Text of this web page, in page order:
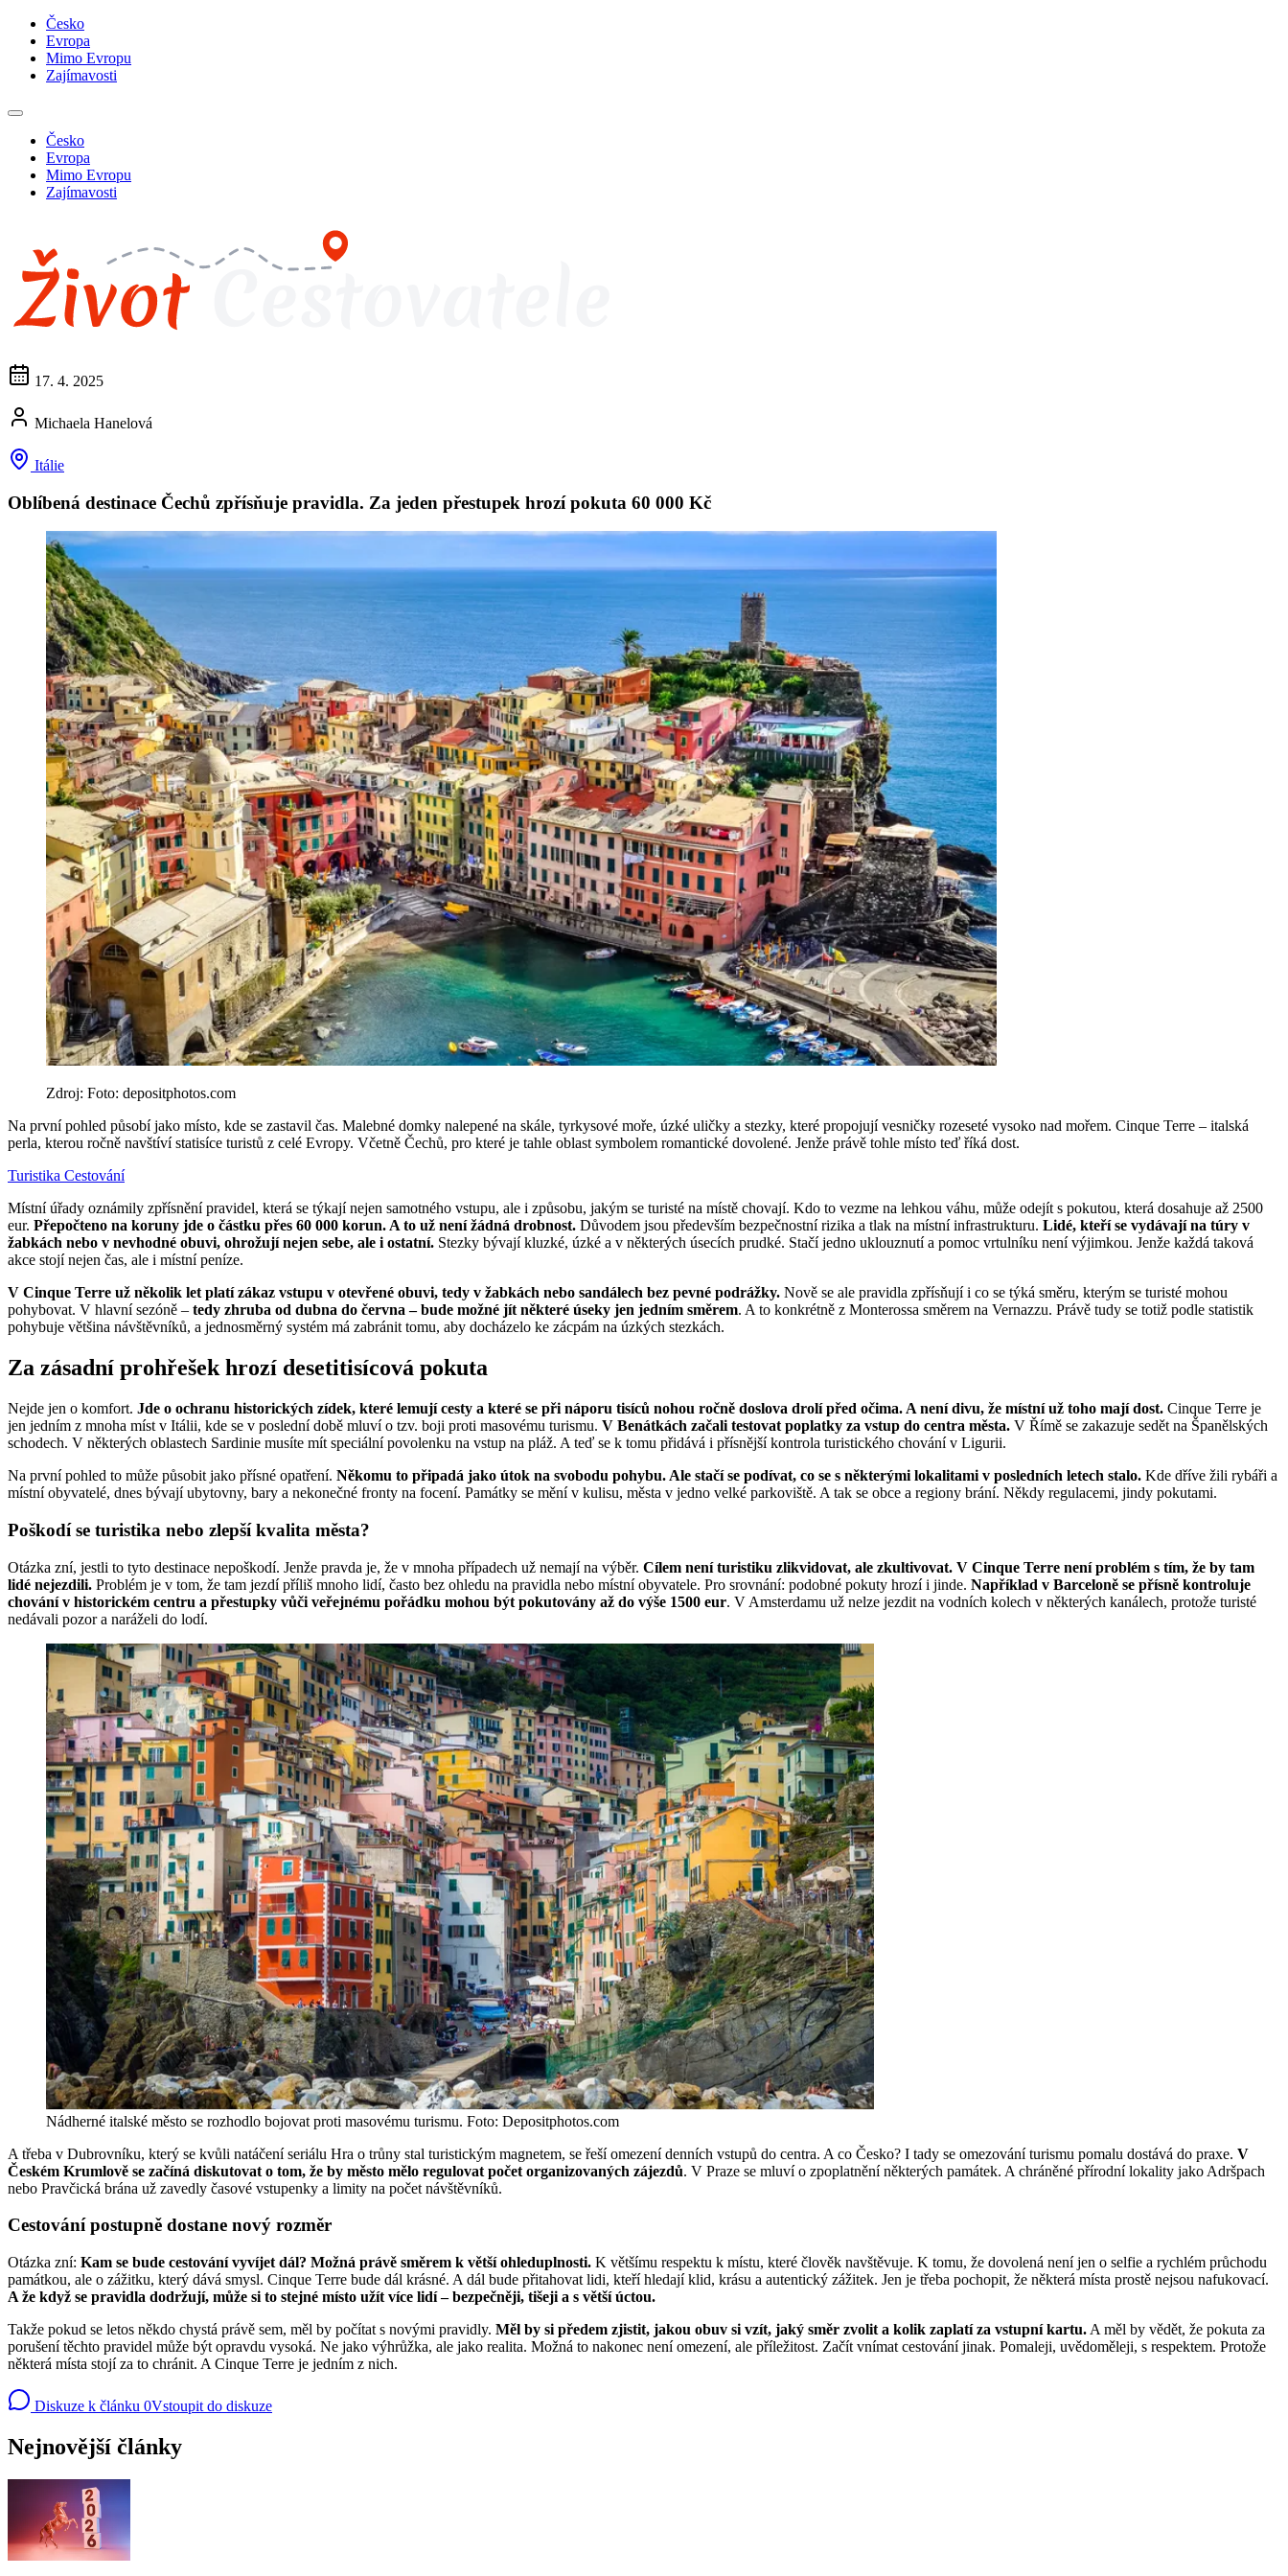
Česko
Evropa
Mimo Evropu
Zajímavosti
Česko
Evropa
Mimo Evropu
Zajímavosti
17. 4. 2025
Michaela Hanelová
Itálie
Oblíbená destinace Čechů zpřísňuje pravidla. Za jeden přestupek hrozí pokuta 60 000 Kč
Zdroj: Foto: depositphotos.com
Na první pohled působí jako místo, kde se zastavil čas. Malebné domky nalepené na skále, tyrkysové moře, úzké uličky a stezky, které propojují vesničky rozeseté vysoko nad mořem. Cinque Terre – italská
perla, kterou ročně navštíví statisíce turistů z celé Evropy. Včetně Čechů, pro které je tahle oblast symbolem romantické dovolené. Jenže právě tohle místo teď říká dost.
Turistika Cestování
Místní úřady oznámily zpřísnění pravidel, která se týkají nejen samotného vstupu, ale i způsobu, jakým se turisté na místě chovají. Kdo to vezme na lehkou váhu, může odejít s pokutou, která dosahuje až 2500
eur. Přepočteno na koruny jde o částku přes 60 000 korun. A to už není žádná drobnost. Důvodem jsou především bezpečnostní rizika a tlak na místní infrastrukturu. Lidé, kteří se vydávají na túry v
žabkách nebo v nevhodné obuvi, ohrožují nejen sebe, ale i ostatní. Stezky bývají kluzké, úzké a v některých úsecích prudké. Stačí jedno uklouznutí a pomoc vrtulníku není výjimkou. Jenže každá taková
akce stojí nejen čas, ale i místní peníze.
V Cinque Terre už několik let platí zákaz vstupu v otevřené obuvi, tedy v žabkách nebo sandálech bez pevné podrážky. Nově se ale pravidla zpřísňují i co se týká směru, kterým se turisté mohou
pohybovat. V hlavní sezóně – tedy zhruba od dubna do června – bude možné jít některé úseky jen jedním směrem. A to konkrétně z Monterossa směrem na Vernazzu. Právě tudy se totiž podle statistik
pohybuje většina návštěvníků, a jednosměrný systém má zabránit tomu, aby docházelo ke zácpám na úzkých stezkách.
Za zásadní prohřešek hrozí desetitisícová pokuta
Nejde jen o komfort. Jde o ochranu historických zídek, které lemují cesty a které se při náporu tisíců nohou ročně doslova drolí před očima. A není divu, že místní už toho mají dost. Cinque Terre je
jen jedním z mnoha míst v Itálii, kde se v poslední době mluví o tzv. boji proti masovému turismu. V Benátkách začali testovat poplatky za vstup do centra města. V Římě se zakazuje sedět na Španělských
schodech. V některých oblastech Sardinie musíte mít speciální povolenku na vstup na pláž. A teď se k tomu přidává i přísnější kontrola turistického chování v Ligurii.
Na první pohled to může působit jako přísné opatření. Někomu to připadá jako útok na svobodu pohybu. Ale stačí se podívat, co se s některými lokalitami v posledních letech stalo. Kde dříve žili rybáři a
místní obyvatelé, dnes bývají ubytovny, bary a nekonečné fronty na focení. Památky se mění v kulisu, města v jedno velké parkoviště. A tak se obce a regiony brání. Někdy regulacemi, jindy pokutami.
Poškodí se turistika nebo zlepší kvalita města?
Otázka zní, jestli to tyto destinace nepoškodí. Jenže pravda je, že v mnoha případech už nemají na výběr. Cílem není turistiku zlikvidovat, ale zkultivovat. V Cinque Terre není problém s tím, že by tam
lidé nejezdili. Problém je v tom, že tam jezdí příliš mnoho lidí, často bez ohledu na pravidla nebo místní obyvatele. Pro srovnání: podobné pokuty hrozí i jinde. Například v Barceloně se přísně kontroluje
chování v historickém centru a přestupky vůči veřejnému pořádku mohou být pokutovány až do výše 1500 eur. V Amsterdamu už nelze jezdit na vodních kolech v některých kanálech, protože turisté
nedávali pozor a naráželi do lodí.
Nádherné italské město se rozhodlo bojovat proti masovému turismu. Foto: Depositphotos.com
A třeba v Dubrovníku, který se kvůli natáčení seriálu Hra o trůny stal turistickým magnetem, se řeší omezení denních vstupů do centra. A co Česko? I tady se omezování turismu pomalu dostává do praxe. V
Českém Krumlově se začíná diskutovat o tom, že by město mělo regulovat počet organizovaných zájezdů. V Praze se mluví o zpoplatnění některých památek. A chráněné přírodní lokality jako Adršpach
nebo Pravčická brána už zavedly časové vstupenky a limity na počet návštěvníků.
Cestování postupně dostane nový rozměr
Otázka zní: Kam se bude cestování vyvíjet dál? Možná právě směrem k větší ohleduplnosti. K většímu respektu k místu, které člověk navštěvuje. K tomu, že dovolená není jen o selfie a rychlém průchodu
památkou, ale o zážitku, který dává smysl. Cinque Terre bude dál krásné. A dál bude přitahovat lidi, kteří hledají klid, krásu a autentický zážitek. Jen je třeba pochopit, že některá místa prostě nejsou nafukovací.
A že když se pravidla dodržují, může si to stejné místo užít více lidí – bezpečněji, tišeji a s větší úctou.
Takže pokud se letos někdo chystá právě sem, měl by počítat s novými pravidly. Měl by si předem zjistit, jakou obuv si vzít, jaký směr zvolit a kolik zaplatí za vstupní kartu. A měl by vědět, že pokuta za
porušení těchto pravidel může být opravdu vysoká. Ne jako výhrůžka, ale jako realita. Možná to nakonec není omezení, ale příležitost. Začít vnímat cestování jinak. Pomaleji, uvědoměleji, s respektem. Protože
některá místa stojí za to chránit. A Cinque Terre je jedním z nich.
Diskuze k článku 0Vstoupit do diskuze
Nejnovější články